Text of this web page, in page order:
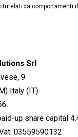
tutelati da comportamenti
Srl
9
Italy (IT)
up share capital
03559590132